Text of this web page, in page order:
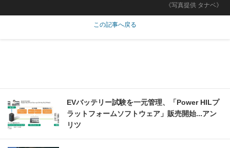
《写真提供 タナベ》
この記事へ戻る
EVバッテリー試験を一元管理、「Power HILプ
ラットフォームソフトウェア」販売開始...アン
リツ